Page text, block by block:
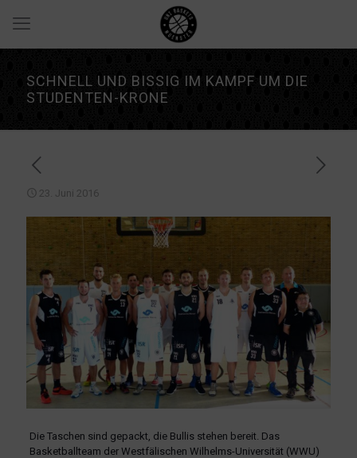
SCHNELL UND BISSIG IM KAMPF UM DIE
STUDENTEN-KRONE
23. Juni 2016
Die Taschen sind gepackt, die Bullis stehen bereit. Das
Basketballteam der Westfälischen Wilhelms-Universität (WWU)